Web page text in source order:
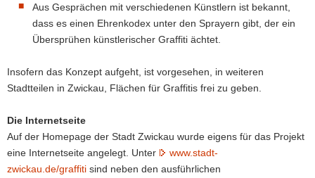
Aus Gesprächen mit verschiedenen Künstlern ist bekannt,
dass es einen Ehrenkodex unter den Sprayern gibt, der ein
Übersprühen künstlerischer Graffiti ächtet.
Insofern das Konzept aufgeht, ist vorgesehen, in weiteren
Stadtteilen in Zwickau, Flächen für Graffitis frei zu geben.
Die Internetseite
Auf der Homepage der Stadt Zwickau wurde eigens für das Projekt
eine Internetseite angelegt. Unter
www.stadt-
zwickau.de/graffiti sind neben den ausführlichen